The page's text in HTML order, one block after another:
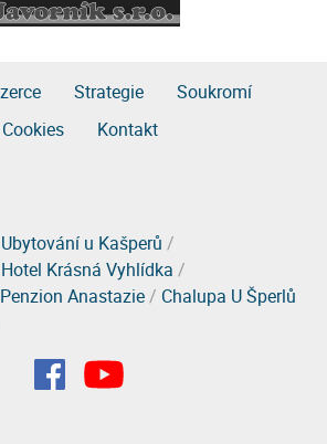
Strategie
Soukromí
Cookies
Kontakt
Ubytování u Kašperů /
Hotel Krásná Vyhlídka /
Penzion Anastazie/ Chalupa U Šperlů